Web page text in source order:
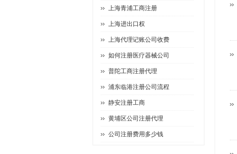
上海青浦工商注册
上海进出口权
上海代理记账公司收费
如何注册医疗器械公司
普陀工商注册代理
浦东临港注册公司流程
静安注册工商
黄埔区公司注册代理
公司注册费用多少钱